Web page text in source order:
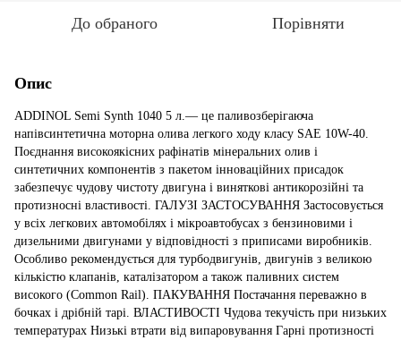
До обраного Порівняти
Опис
ADDINOL Semi Synth 1040 5 л.— це паливозберігаюча
напівсинтетична моторна олива легкого ходу класу SAE 10W-40.
Поєднання високоякісних рафінатів мінеральних олив і
синтетичних компонентів з пакетом інноваційних присадок
забезпечує чудову чистоту двигуна і виняткові антикорозійні та
протизносні властивості. ГАЛУЗІ ЗАСТОСУВАННЯ Застосовується
у всіх легкових автомобілях і мікроавтобусах з бензиновими і
дизельними двигунами у відповідності з приписами виробників.
Особливо рекомендується для турбодвигунів, двигунів з великою
кількістю клапанів, каталізатором а також паливних систем
високого (Common Rail). ПАКУВАННЯ Постачання переважно в
бочках і дрібній тарі. ВЛАСТИВОСТІ Чудова текучість при низьких
температурах Низькі втрати від випаровування Гарні протизності